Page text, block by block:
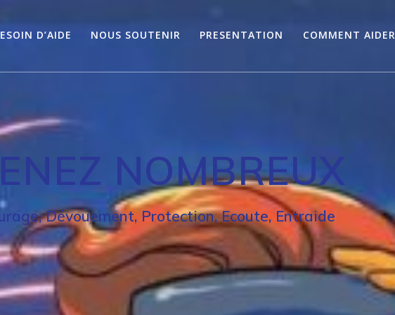
D’AIDE NOUS SOUTENIR PRESENTATION COMMENT AIDER
NOMBREUX
Dévouement, Protection, Ecoute, Entraide